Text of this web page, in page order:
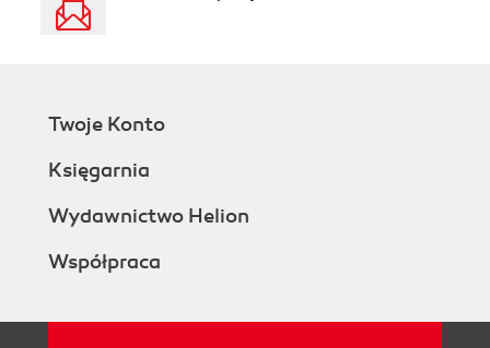
Twoje Konto
Księgarnia
Wydawnictwo Helion
Współpraca